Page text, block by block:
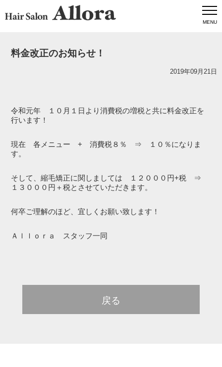
MENU
料金改正のお知らせ！
2019年09月21日
令和元年 １０月１日より消費税の増税と共に料金改正を
行います！
現在 各メニュー + 消費税８％ ⇒ １０％になりま
す。
そして、縮毛矯正に関しましては １２０００円+税 ⇒
１３０００円＋税とさせていただきます。
何卒ご理解のほど、宜しくお願い致します！
Ａｌｌｏｒａ スタッフ一同
戻る